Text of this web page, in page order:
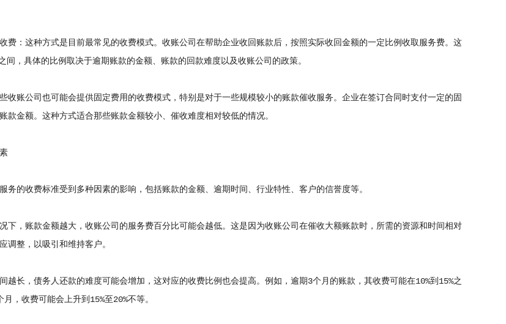
：这种方式是目前最常见的收费模式。收账公司在帮助企业收回账款后，按照实际收回金额的一定比例收取服务费。这
间，具体的比例取决于逾期账款的金额、账款的回款难度以及收账公司的政策。
账公司也可能会提供固定费用的收费模式，特别是对于一些规模较小的账款催收服务。企业在签订合同时支付一定的固
款金额。这种方式适合那些账款金额较小、催收难度相对较低的情况。
的收费标准受到多种因素的影响，包括账款的金额、逾期时间、行业特性、客户的信誉度等。
，账款金额越大，收账公司的服务费百分比可能会越低。这是因为收账公司在催收大额账款时，所需的资源和时间相对
调整，以吸引和维持客户。
长，债务人还款的难度可能会增加，这对应的收费比例也会提高。例如，逾期3个月的账款，其收费可能在10%到15%之
，收费可能会上升到15%至20%不等。